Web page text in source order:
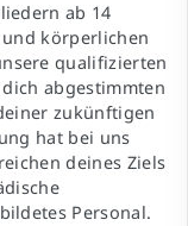
ab 14
körperlichen
qualifizierten
abgestimmten
zukünftigen
hat bei uns
deines Ziels
Personal.